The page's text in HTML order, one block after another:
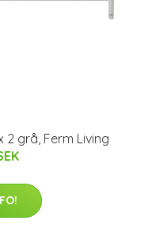
2 grå, Ferm Living